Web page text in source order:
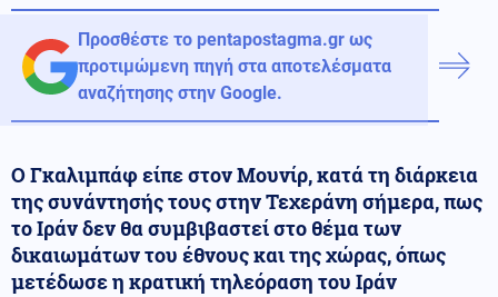
Προσθέστε το pentapostagma.gr ως
προτιμώμενη πηγή στα αποτελέσματα
αναζήτησης στην Google.
Ο Γκαλιμπάφ είπε στον Μουνίρ, κατά τη διάρκεια
της συνάντησής τους στην Τεχεράνη σήμερα, πως
το Ιράν δεν θα συμβιβαστεί στο θέμα των
δικαιωμάτων του έθνους και της χώρας, όπως
μετέδωσε η κρατική τηλεόραση του Ιράν